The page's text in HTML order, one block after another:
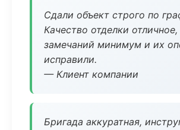
Сдали объект строго по
Качество отделки отличное,
замечаний минимум и их
исправили.
— Клиент компании
Бригада аккуратная,